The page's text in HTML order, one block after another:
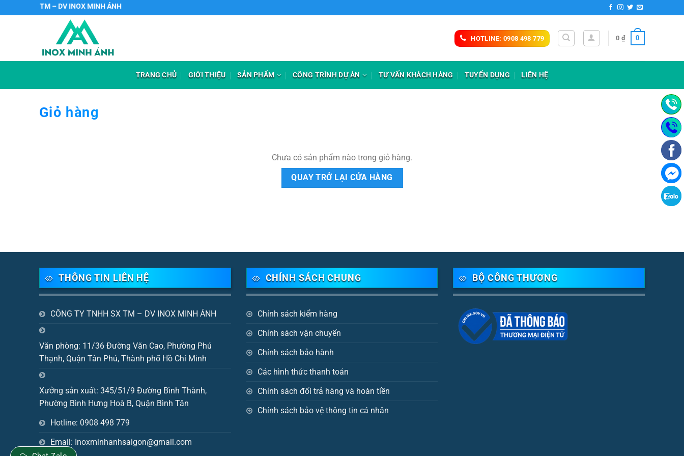
đến
SX TM – DV INOX MINH ÁNH
HOTLINE: 0908 498 779 0 ₫ 0
TRANG CHỦ GIỚI THIỆU SẢN PHẨM CÔNG TRÌNH DỰ ÁN TƯ VẤN KHÁCH HÀNG TUYỂN DỤNG LIÊN HỆ
Giỏ hàng
Chưa có sản phẩm nào trong giỏ hàng.
QUAY TRỞ LẠI CỬA HÀNG
THÔNG TIN LIÊN HỆ
CÔNG TY TNHH SX TM – DV INOX MINH ÁNH
Văn phòng: 11/36 Đường Văn Cao, Phường Phú
Thạnh, Quận Tân Phú, Thành phố Hồ Chí Minh
Xưởng sản xuất: 345/51/9 Đường Bình Thành,
Phường Bình Hưng Hoà B, Quận Bình Tân
Hotline: 0908 498 779
Email: Inoxminhanhsaigon@gmail.com
CHÍNH SÁCH CHUNG
Chính sách kiểm hàng
Chính sách vận chuyển
Chính sách bảo hành
Các hình thức thanh toán
Chính sách đổi trả hàng và hoàn tiền
Chính sách bảo vệ thông tin cá nhân
BỘ CÔNG THƯƠNG